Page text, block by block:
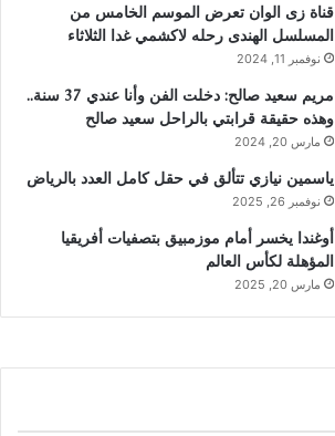
قناة زى الوان تعرض الموسم الخامس من
المسلسل الهندى رحله لاكشمي غدا الثلاثاء
نوفمبر 11, 2024
مريم سعيد صالح: دخلت الفن وأنا عندي 37 سنة..
وهذه حقيقة قرابتي بالراحل سعيد صالح
مارس 20, 2024
ياسمين نيازي تتألق في حقل كامل العدد بالرياض
نوفمبر 26, 2025
أوغندا يخسر أمام موزمبيق بتصفيات أفريقيا
المؤهلة لكأس العالم
مارس 20, 2025